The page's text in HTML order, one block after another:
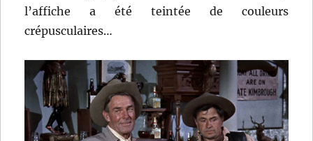
l’affiche a été teintée de couleurs
crépusculaires…